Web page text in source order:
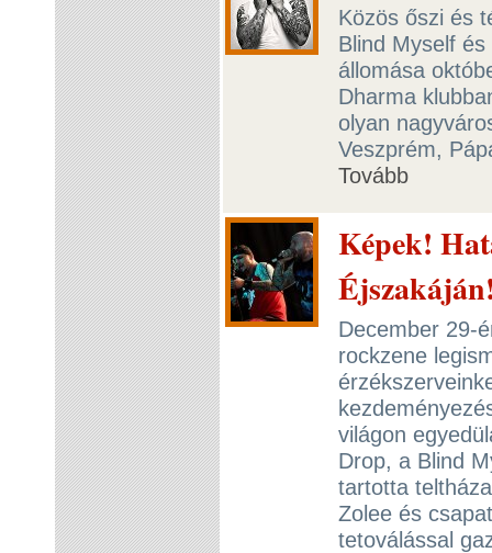
Közös őszi és
Blind Myself
állomása
Dharma
olyan
Veszprém,
Tovább
Képek!
December 29-
rockzene
világon
Drop, a Blind
tartotta
Zolee és
tetoválással